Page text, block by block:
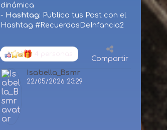
dinámica
- Hashtag: Publica tus Post con el
Hashtag #RecuerdosDeInfancia2
Compartir
Isabella_Bsmr
22/05/2026 23:29